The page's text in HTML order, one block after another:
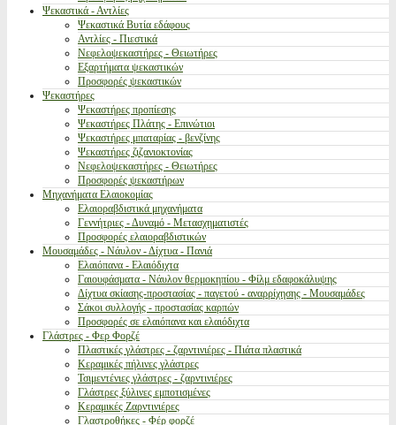
Ψεκαστικά - Αντλίες
Ψεκαστικά Βυτία εδάφους
Αντλίες - Πιεστικά
Νεφελοψεκαστήρες - Θειωτήρες
Εξαρτήματα ψεκαστικών
Προσφορές ψεκαστικών
Ψεκαστήρες
Ψεκαστήρες προπίεσης
Ψεκαστήρες Πλάτης - Επινώτιοι
Ψεκαστήρες μπαταρίας - βενζίνης
Ψεκαστήρες ζιζανιοκτονίας
Νεφελοψεκαστήρες - Θειωτήρες
Προσφορές ψεκαστήρων
Μηχανήματα Ελαιοκομίας
Ελαιοραβδιστικά μηχανήματα
Γεννήτριες - Δυναμό - Μετασχηματιστές
Προσφορές ελαιοραβδιστικών
Μουσαμάδες - Νάυλον - Δίχτυα - Πανιά
Ελαιόπανα - Ελαιόδιχτα
Γαιουφάσματα - Νάυλον θερμοκηπίου - Φίλμ εδαφοκάλυψης
Δίχτυα σκίασης-προστασίας - παγετού - αναρρίχησης - Μουσαμάδες
Σάκοι συλλογής - προστασίας καρπών
Προσφορές σε ελαιόπανα και ελαιόδιχτα
Γλάστρες - Φερ Φορζέ
Πλαστικές γλάστρες - ζαρντινιέρες - Πιάτα πλαστικά
Κεραμικές πήλινες γλάστρες
Τσιμεντένιες γλάστρες - ζαρντινιέρες
Γλάστρες ξύλινες εμποτισμένες
Κεραμικές Ζαρντινιέρες
Γλαστροθήκες - Φέρ φορζέ